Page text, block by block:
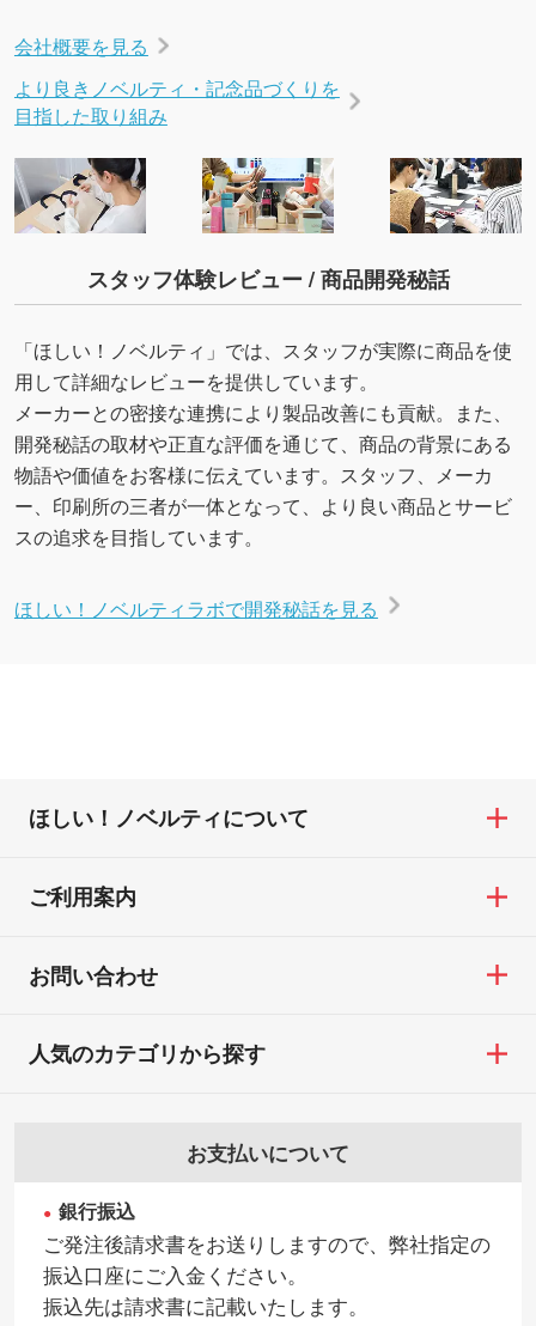
会社概要を見る
より良きノベルティ・記念品づくりを
目指した取り組み
スタッフ体験レビュー / 商品開発秘話
「ほしい！ノベルティ」では、スタッフが実際に商品を使
用して詳細なレビューを提供しています。
メーカーとの密接な連携により製品改善にも貢献。また、
開発秘話の取材や正直な評価を通じて、商品の背景にある
物語や価値をお客様に伝えています。スタッフ、メーカ
ー、印刷所の三者が一体となって、より良い商品とサービ
スの追求を目指しています。
ほしい！ノベルティラボで開発秘話を見る
ほしい！ノベルティについて
ご利用案内
お問い合わせ
お支払いについて
銀行振込
ご発注後請求書をお送りしますので、弊社指定の
振込口座にご入金ください。
振込先は請求書に記載いたします。
人気のカテゴリから探す